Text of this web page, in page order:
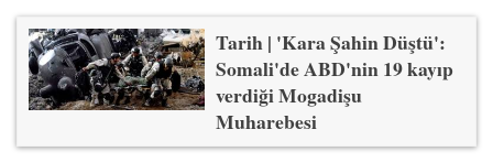
Tarih | 'Kara Şahin Düştü':
Somali'de ABD'nin 19 kayıp
verdiği Mogadişu
Muharebesi